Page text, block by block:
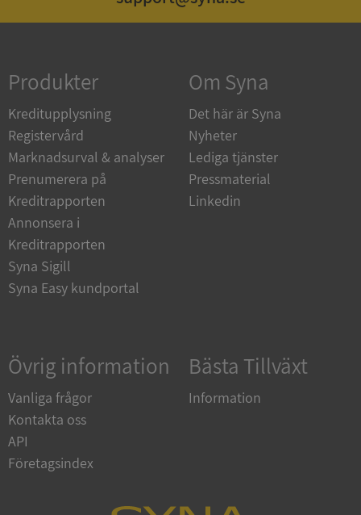
Produkter
Kreditupplysning
Registervård
Marknadsurval & analyser
Prenumerera på
Kreditrapporten
Annonsera i
Kreditrapporten
Syna Sigill
Syna Easy kundportal
Om Syna
Det här är Syna
Nyheter
Lediga tjänster
Pressmaterial
Linkedin
Övrig information
Vanliga frågor
Kontakta oss
API
Företagsindex
Bästa Tillväxt
Information
kärnwebbplatsfunktioner som användarinloggning
och kontohantering. Webbplatsen kan inte
användas ordentligt utan strikt nödvändiga cookies.
Namn
Leverantör
Domän
VISITOR_PRIVACY_METADATA
Google